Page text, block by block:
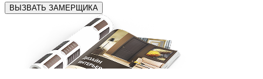
ВЫЗВАТЬ ЗАМЕРЩИКА